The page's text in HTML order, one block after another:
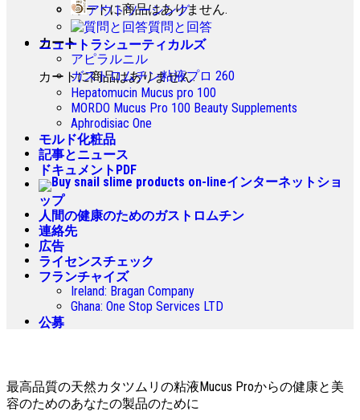
カートに商品はありません.
カート
カートに商品はありません.
アウトソーシング
質問と回答
ニュートラシューティカルズ
アピラルニル
ガストロムチン粘液プロ 260
Hepatomucin Mucus pro 100
MORDO Mucus Pro 100 Beauty Supplements
Aphrodisiac One
モルド化粧品
記事とニュース
ドキュメントPDF
インターネットショ
ップ
人間の健康のためのガストロムチン
連絡先
広告
ライセンスチェック
フランチャイズ
Ireland: Bragan Company
Ghana: One Stop Services LTD
公募
最高品質の天然カタツムリの粘液Mucus Proからの健康と美
容のためのあなたの製品のために